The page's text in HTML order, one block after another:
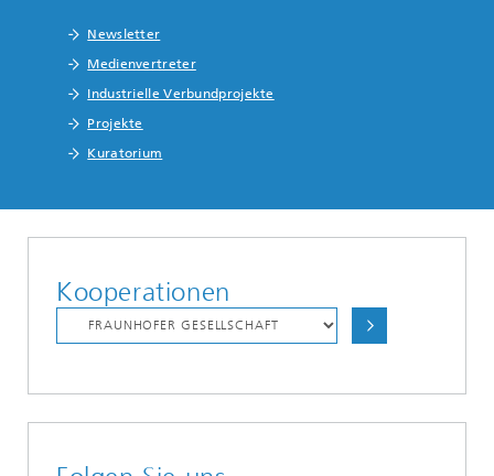
Newsletter
Medienvertreter
Industrielle Verbundprojekte
Projekte
Kuratorium
Kooperationen